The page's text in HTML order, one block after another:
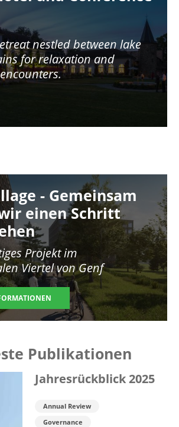
nestled between lake
for relaxation and
- Gemeinsam
einen Schritt
Projekt im
Viertel von Genf
Publikationen
Jahresrückblick 2025
Annual Review
Governance